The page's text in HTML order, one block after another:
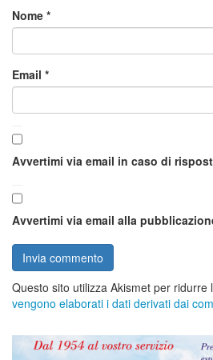
Nome *
Email *
Avvertimi via email in caso di
Avvertimi via email alla
Questo sito utilizza Akismet per ridurre
vengono elaborati i dati derivati dai